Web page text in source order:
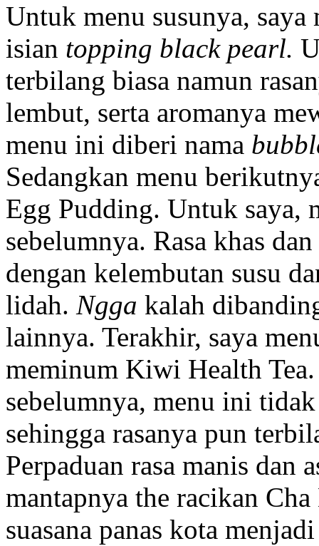
Untuk menu susunya,
isian topping black pearl.
terbilang biasa namun
lembut, serta aromanya
menu ini diberi nama
Sedangkan menu
Egg Pudding. Untuk saya,
sebelumnya. Rasa khas
dengan kelembutan susu
lidah. Ngga kalah
lainnya. Terakhir, saya
meminum Kiwi Health
sebelumnya, menu ini
sehingga rasanya pun
Perpaduan rasa manis dan
mantapnya the racikan
suasana panas kota